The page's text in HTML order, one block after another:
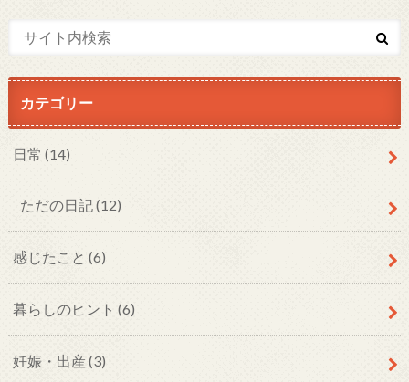
カテゴリー
日常 (14)
ただの日記(12)
感じたこと (6)
暮らしのヒント (6)
妊娠・出産 (3)